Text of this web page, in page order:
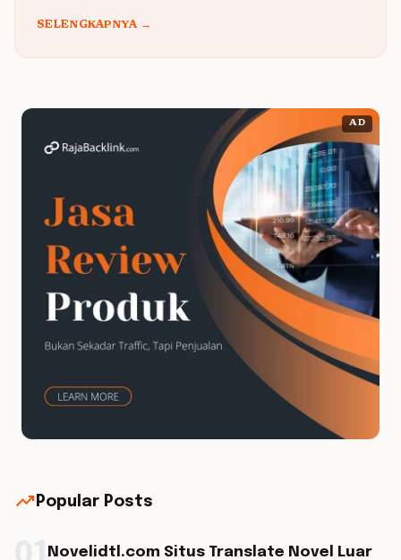
SELENGKAPNYA →
AD
trending_up Popular Posts
Novelidtl.com Situs Translate Novel Luar